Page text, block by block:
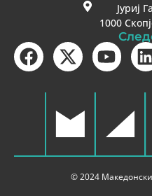
Јуриј
1000
© 2024